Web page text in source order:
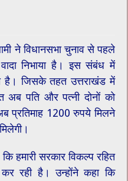
ने विधानसभा चुनाव से पहले
निभाया है। इस संबंध में
है। जिसके तहत उत्तराखंड में
अब पति और पत्नी दोनों को
प्रतिमाह 1200 रुपये मिलने
हमारी सरकार विकल्प रहित
रही है। उन्होंने कहा कि